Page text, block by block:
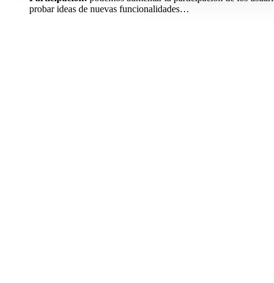
probar ideas de nuevas funcionalidades…